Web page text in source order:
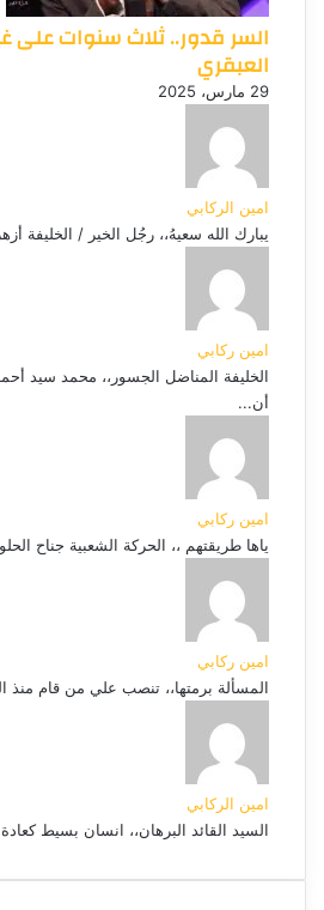
السر قدور.. ثلاث سنوات على
العبقري
29 مارس، 2025
امين الركابي
يبارك الله سعيهُ،، رجُل الخير / الخليفة
امين ركابي
الخليفة المناضل الجسور،، محمد سيد
أن...
امين ركابي
ياها طريقتهم ،، الحركة الشعبية جناح
امين ركابي
المسألة برمتها،، تنصب علي من قام منذ
امين الركابي
السيد القائد البرهان،، انسان بسيط